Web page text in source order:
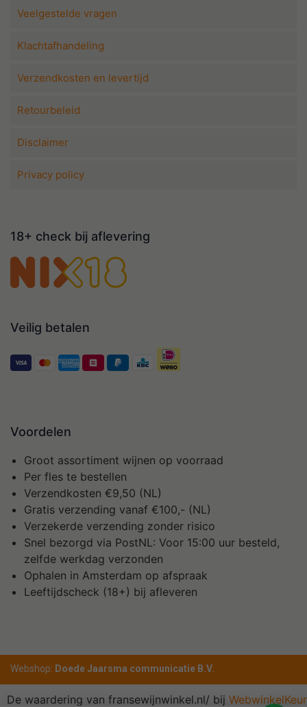
Veelgestelde vragen
Klachtafhandeling
Verzendkosten en levertijd
Retourbeleid
Disclaimer
Privacy policy
18+ check bij aflevering
Veilig betalen
Voordelen
Groot assortiment wijnen op voorraad
Per fles te bestellen
Verzendkosten €9,50 (NL)
Gratis verzending vanaf €100,- (NL)
Verzekerde verzending zonder risico
Snel bezorgd via PostNL: Voor 15:00 uur besteld,
zelfde werkdag verzonden
Ophalen in Amsterdam op afspraak
Leeftijdscheck (18+) bij afleveren
Webshop: Doede Jaarsma communicatie B.V.
De waardering van fransewijnwinkel.nl/ bij WebwinkelKeur